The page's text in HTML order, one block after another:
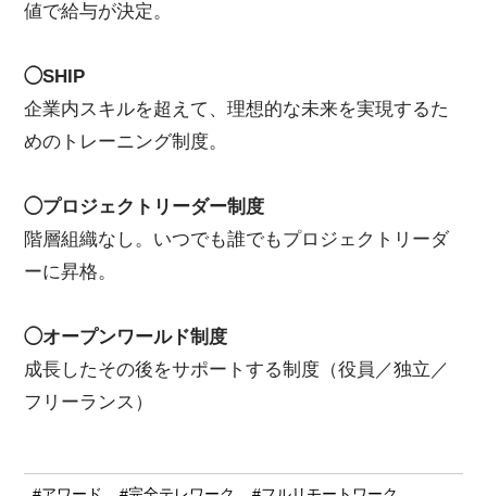
値で給与が決定。
◯SHIP
企業内スキルを超えて、理想的な未来を実現するた
めのトレーニング制度。
◯プロジェクトリーダー制度
階層組織なし。いつでも誰でもプロジェクトリーダ
ーに昇格。
◯オープンワールド制度
成長したその後をサポートする制度（役員／独立／
フリーランス）